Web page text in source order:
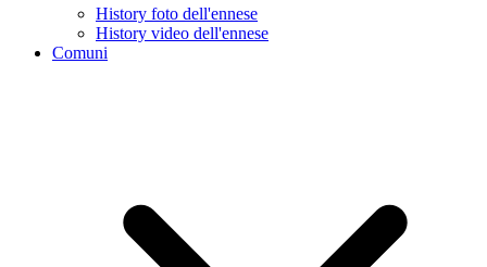
History foto dell'ennese
History video dell'ennese
Comuni